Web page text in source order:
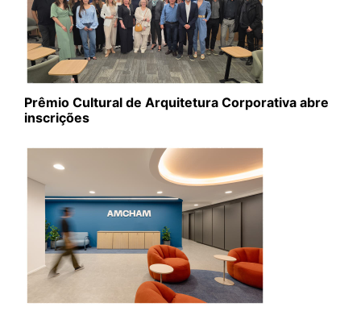
Prêmio Cultural de Arquitetura Corporativa abre
inscrições